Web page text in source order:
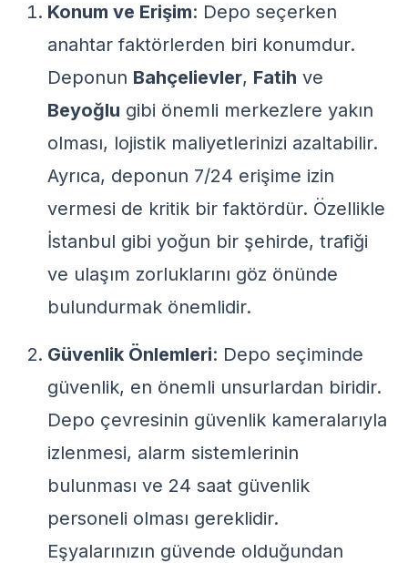
Konum ve Erişim: Depo seçerken
anahtar faktörlerden biri konumdur.
Deponun Bahçelievler, Fatih ve
Beyoğlu gibi önemli merkezlere yakın
olması, lojistik maliyetlerinizi azaltabilir.
Ayrıca, deponun 7/24 erişime izin
vermesi de kritik bir faktördür. Özellikle
İstanbul gibi yoğun bir şehirde, trafiği
ve ulaşım zorluklarını göz önünde
bulundurmak önemlidir.
Güvenlik Önlemleri: Depo seçiminde
güvenlik, en önemli unsurlardan biridir.
Depo çevresinin güvenlik kameralarıyla
izlenmesi, alarm sistemlerinin
bulunması ve 24 saat güvenlik
personeli olması gereklidir.
Eşyalarınızın güvende olduğundan